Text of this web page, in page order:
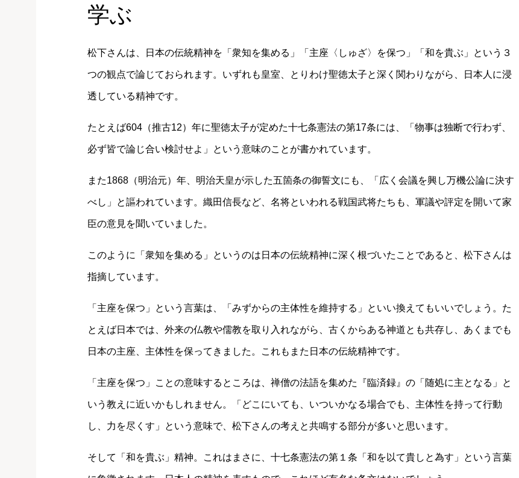
学ぶ
松下さんは、日本の伝統精神を「衆知を集める」「主座〈しゅざ〉を保つ」「和を貴ぶ」という３
つの観点で論じておられます。いずれも皇室、とりわけ聖徳太子と深く関わりながら、日本人に浸
透している精神です。
たとえば604（推古12）年に聖徳太子が定めた十七条憲法の第17条には、「物事は独断で行わず、
必ず皆で論じ合い検討せよ」という意味のことが書かれています。
また1868（明治元）年、明治天皇が示した五箇条の御誓文にも、「広く会議を興し万機公論に決す
べし」と謳われています。織田信長など、名将といわれる戦国武将たちも、軍議や評定を開いて家
臣の意見を聞いていました。
このように「衆知を集める」というのは日本の伝統精神に深く根づいたことであると、松下さんは
指摘しています。
「主座を保つ」という言葉は、「みずからの主体性を維持する」といい換えてもいいでしょう。た
とえば日本では、外来の仏教や儒教を取り入れながら、古くからある神道とも共存し、あくまでも
日本の主座、主体性を保ってきました。これもまた日本の伝統精神です。
「主座を保つ」ことの意味するところは、禅僧の法語を集めた『臨済録』の「随処に主となる」と
いう教えに近いかもしれません。「どこにいても、いついかなる場合でも、主体性を持って行動
し、力を尽くす」という意味で、松下さんの考えと共鳴する部分が多いと思います。
そして「和を貴ぶ」精神。これはまさに、十七条憲法の第１条「和を以て貴しと為す」という言葉